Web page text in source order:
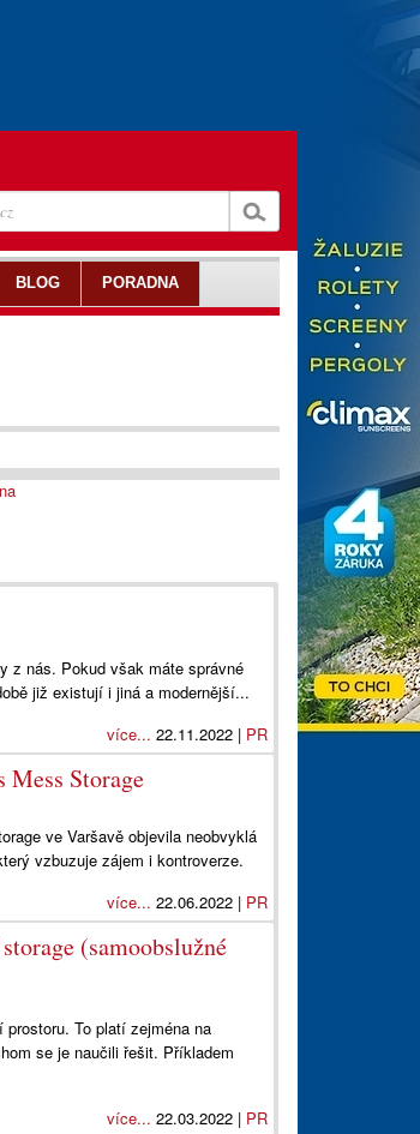
z nás. Pokud však máte správné
již existují i jiná a modernější...
více... 22.11.2022 | PR
Mess Storage
ve Varšavě objevila neobvyklá
vzbuzuje zájem i kontroverze.
více... 22.06.2022 | PR
(samoobslužné
To platí zejména na
se je naučili řešit. Příkladem
více... 22.03.2022 | PR
BLOG PORADNA